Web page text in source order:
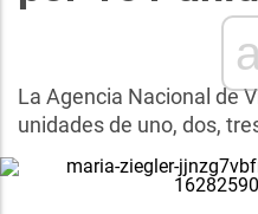
La Agencia Nacional de
unidades de uno, dos,